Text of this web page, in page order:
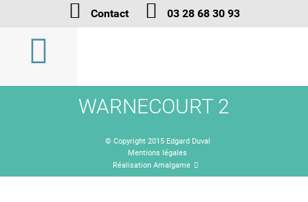
Contact 03 28 68 30 93
WARNECOURT 2
© Copyright 2015 Edgard Duval
Mentions légales
Réalisation Amalgame